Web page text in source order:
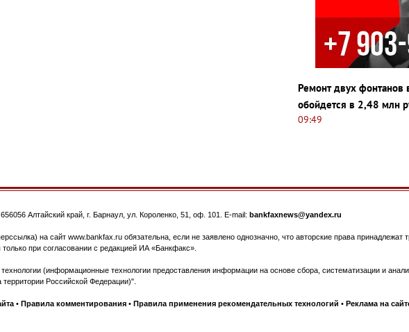
Ремонт двух фонтанов
обойдется в 2,48 млн
09:49
656056 Алтайский край, г. Барнаул ул. Короленко, 51, оф. 101 . E-mail: bankfaxnews@yandex.ru
на сайт www.bankfax.ru обязательна, если не заявлено однозначно, что авторские права принадлежат
при согласовании с редакцией ИА «Банкфакс».
(информационные технологии предоставления информации на основе сбора, систематизации и
Российской Федерации)".
• Правила комментирования • Правила применения рекомендательных технологий • Реклама на